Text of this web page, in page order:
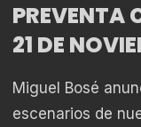
PREVENTA
21 DE
Miguel Bosé
escenarios de